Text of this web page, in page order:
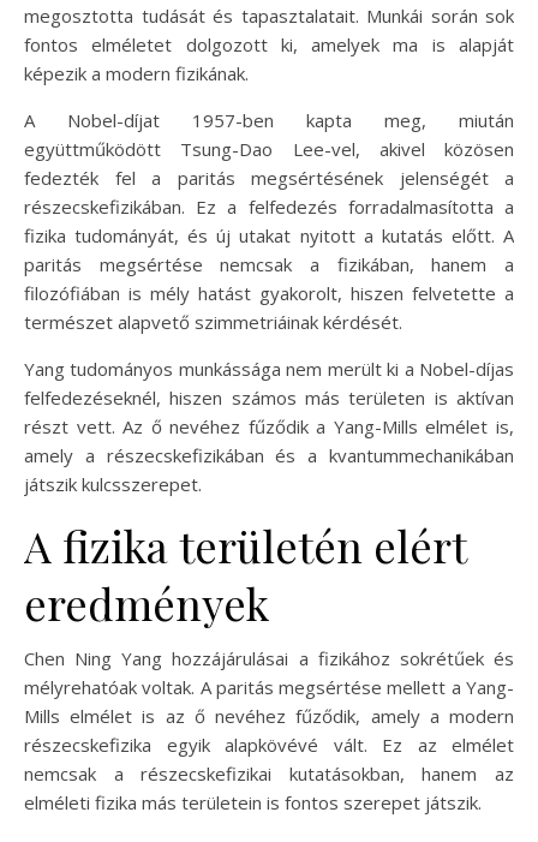
megosztotta tudását és tapasztalatait. Munkái során sok
fontos elméletet dolgozott ki, amelyek ma is alapját
képezik a modern fizikának.
A Nobel-díjat 1957-ben kapta meg, miután
együttműködött Tsung-Dao Lee-vel, akivel közösen
fedezték fel a paritás megsértésének jelenségét a
részecskefizikában. Ez a felfedezés forradalmasította a
fizika tudományát, és új utakat nyitott a kutatás előtt. A
paritás megsértése nemcsak a fizikában, hanem a
filozófiában is mély hatást gyakorolt, hiszen felvetette a
természet alapvető szimmetriáinak kérdését.
Yang tudományos munkássága nem merült ki a Nobel-díjas
felfedezéseknél, hiszen számos más területen is aktívan
részt vett. Az ő nevéhez fűződik a Yang-Mills elmélet is,
amely a részecskefizikában és a kvantummechanikában
játszik kulcsszerepet.
A fizika területén elért
eredmények
Chen Ning Yang hozzájárulásai a fizikához sokrétűek és
mélyrehatóak voltak. A paritás megsértése mellett a Yang-
Mills elmélet is az ő nevéhez fűződik, amely a modern
részecskefizika egyik alapkövévé vált. Ez az elmélet
nemcsak a részecskefizikai kutatásokban, hanem az
elméleti fizika más területein is fontos szerepet játszik.